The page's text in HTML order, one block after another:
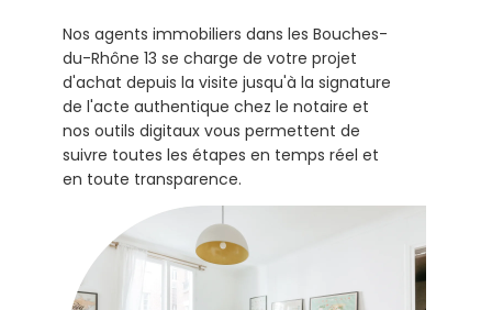
Nos agents immobiliers dans les Bouches-
du-Rhône 13 se charge de votre projet
d'achat depuis la visite jusqu'à la signature
de l'acte authentique chez le notaire et
nos outils digitaux vous permettent de
suivre toutes les étapes en temps réel et
en toute transparence.